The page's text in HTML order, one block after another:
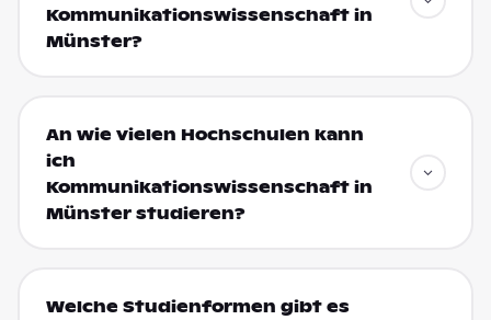
Kommunikationswissenschaft in
Münster?
An wie vielen Hochschulen kann
ich
Kommunikationswissenschaft in
Münster studieren?
Welche Studienformen gibt es